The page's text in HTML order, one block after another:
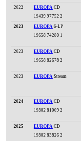
2022 EUROPA CD
19439 97752 2
2023 EUROPA 6-LP
19658 74280 1
2023 EUROPA CD
19658 82678 2
2023 EUROPA Stream
2024 EUROPA CD
19802 81009 2
2025 EUROPA CD
19802 83826 2